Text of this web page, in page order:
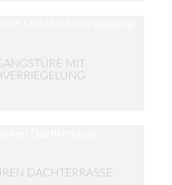
MIT
DACHTERRASSE